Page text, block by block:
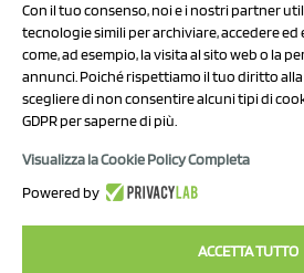
P.I/C.F.
REA: MO 208553
Capitale sociale Euro
Con il tuo consenso, noi e i nostri partner
tecnologie simili per archiviare, accedere
come, ad esempio, la visita al sito web o la
annunci. Poiché rispettiamo il tuo diritto alla
scegliere di non consentire alcuni tipi di
GDPR per saperne di più.
Visualizza la Cookie Policy Completa
Powered by
ACCETTA TUTTO